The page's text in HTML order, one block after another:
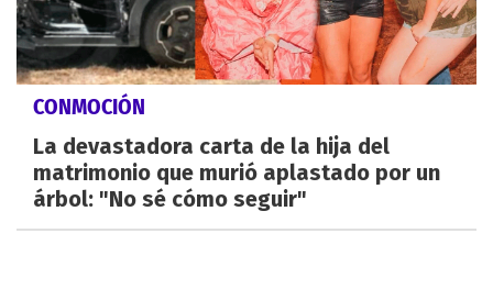
CONMOCIÓN
La devastadora carta de la hija del
matrimonio que murió aplastado por un
árbol: "No sé cómo seguir"